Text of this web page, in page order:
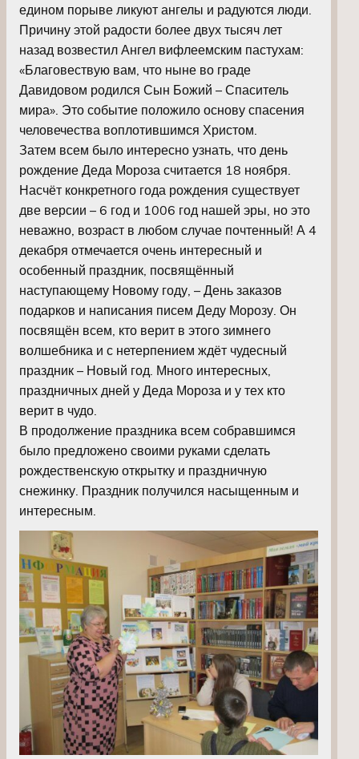
едином порыве ликуют ангелы и радуются люди.
Причину этой радости более двух тысяч лет
назад возвестил Ангел вифлеемским пастухам:
«Благовествую вам, что ныне во граде
Давидовом родился Сын Божий – Спаситель
мира». Это событие положило основу спасения
человечества воплотившимся Христом.
Затем всем было интересно узнать, что день
рождение Деда Мороза считается 18 ноября.
Насчёт конкретного года рождения существует
две версии – 6 год и 1006 год нашей эры, но это
неважно, возраст в любом случае почтенный! А 4
декабря отмечается очень интересный и
особенный праздник, посвящённый
наступающему Новому году, – День заказов
подарков и написания писем Деду Морозу. Он
посвящён всем, кто верит в этого зимнего
волшебника и с нетерпением ждёт чудесный
праздник – Новый год. Много интересных,
праздничных дней у Деда Мороза и у тех кто
верит в чудо.
В продолжение праздника всем собравшимся
было предложено своими руками сделать
рождественскую открытку и праздничную
снежинку. Праздник получился насыщенным и
интересным.